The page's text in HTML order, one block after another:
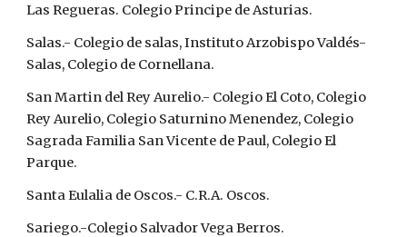
Las Regueras. Colegio Principe de Asturias.
Salas.- Colegio de salas, Instituto Arzobispo Valdés-
Salas, Colegio de Cornellana.
San Martin del Rey Aurelio.- Colegio El Coto, Colegio
Rey Aurelio, Colegio Saturnino Menendez, Colegio
Sagrada Familia San Vicente de Paul, Colegio El
Parque.
Santa Eulalia de Oscos.- C.R.A. Oscos.
Sariego.-Colegio Salvador Vega Berros.